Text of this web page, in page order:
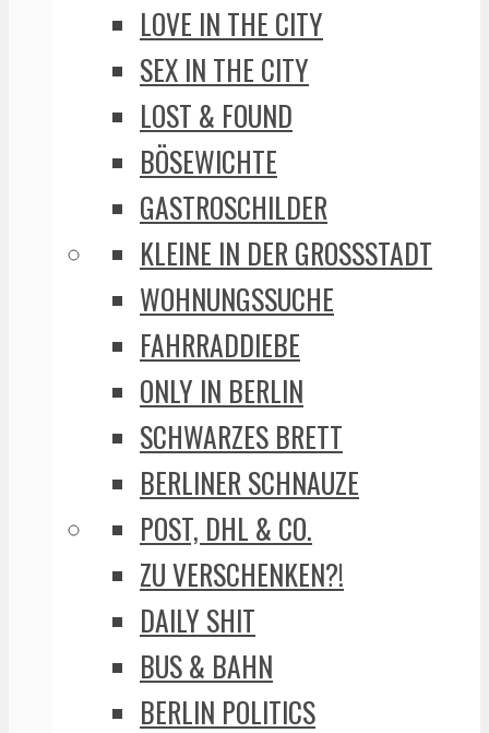
LOVE IN THE CITY
SEX IN THE CITY
LOST & FOUND
BÖSEWICHTE
GASTROSCHILDER
KLEINE IN DER GROSSSTADT
WOHNUNGSSUCHE
FAHRRADDIEBE
ONLY IN BERLIN
SCHWARZES BRETT
BERLINER SCHNAUZE
POST, DHL & CO.
ZU VERSCHENKEN?!
DAILY SHIT
BUS & BAHN
BERLIN POLITICS